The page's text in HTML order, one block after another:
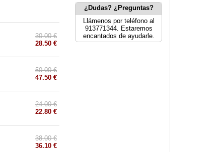
30.00 €
28.50 €
50.00 €
47.50 €
24.00 €
22.80 €
38.00 €
36.10 €
¿Dudas? ¿Preguntas?
Llámenos por teléfono al
913771344. Estaremos
encantados de ayudarle.